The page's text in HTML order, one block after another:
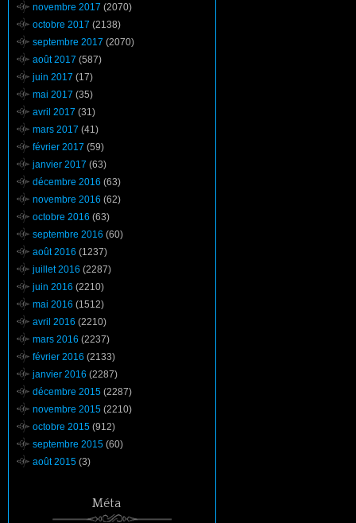
novembre 2017 (2070)
octobre 2017 (2138)
septembre 2017 (2070)
août 2017 (587)
juin 2017 (17)
mai 2017 (35)
avril 2017 (31)
mars 2017 (41)
février 2017 (59)
janvier 2017 (63)
décembre 2016 (63)
novembre 2016 (62)
octobre 2016 (63)
septembre 2016 (60)
août 2016 (1237)
juillet 2016 (2287)
juin 2016 (2210)
mai 2016 (1512)
avril 2016 (2210)
mars 2016 (2237)
février 2016 (2133)
janvier 2016 (2287)
décembre 2015 (2287)
novembre 2015 (2210)
octobre 2015 (912)
septembre 2015 (60)
août 2015 (3)
Méta